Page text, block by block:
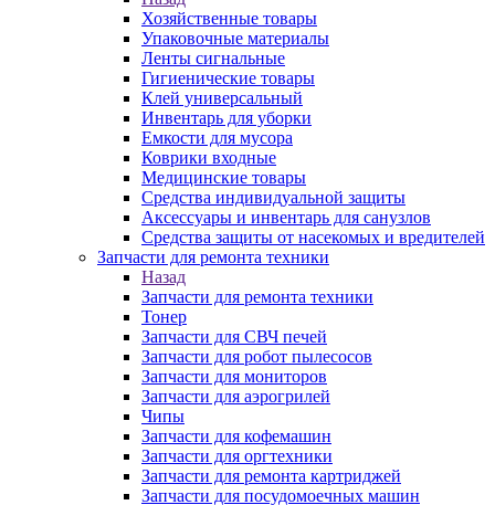
Хозяйственные товары
Упаковочные материалы
Ленты сигнальные
Гигиенические товары
Клей универсальный
Инвентарь для уборки
Емкости для мусора
Коврики входные
Медицинские товары
Средства индивидуальной защиты
Аксессуары и инвентарь для санузлов
Средства защиты от насекомых и вредителей
Запчасти для ремонта техники
Назад
Запчасти для ремонта техники
Тонер
Запчасти для СВЧ печей
Запчасти для робот пылесосов
Запчасти для мониторов
Запчасти для аэрогрилей
Чипы
Запчасти для кофемашин
Запчасти для оргтехники
Запчасти для ремонта картриджей
Запчасти для посудомоечных машин